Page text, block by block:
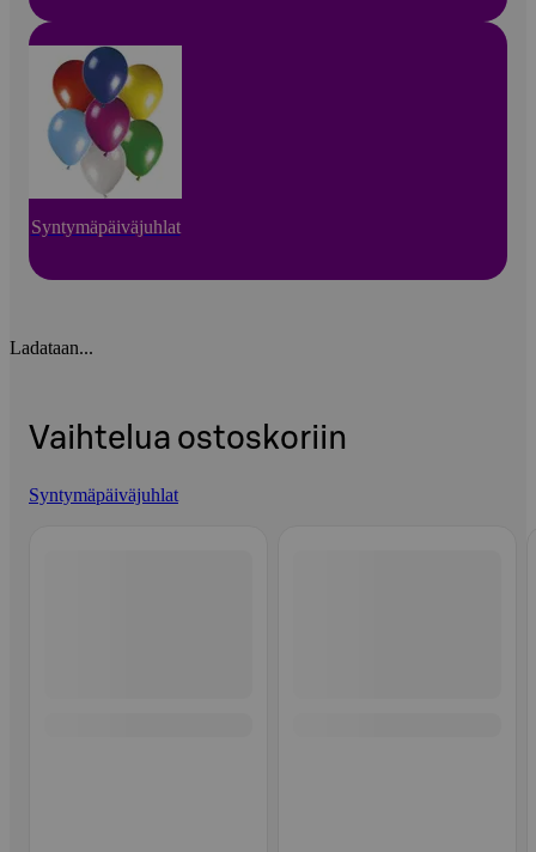
Syntymäpäiväjuhlat
Ladataan...
Vaihtelua ostoskoriin
Syntymäpäiväjuhlat